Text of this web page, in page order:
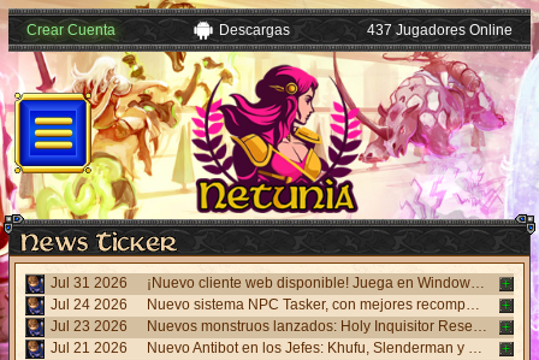
Crear Cuenta Descargas 437 Jugadores Online
Jul 31 2026
¡Nuevo cliente web disponible! Juega en Windows, Android y iPhone sin necesidad de instalar nada. Accede desde el panel "Mi Cuenta".
Jul 24 2026
Nuevo sistema NPC Tasker, con mejores recompensas y tareas de eventos. Visita al NPC Tasker con el Cliente Universal actualizado.
Jul 23 2026
Nuevos monstruos lanzados: Holy Inquisitor Reset 4000 y Gunsmoke Reset 4200. Refinación en la estatua Rigel, caza 6.
Jul 21 2026
Nuevo Antibot en los Jefes: Khufu, Slenderman y Carnage. Responde un desafío visual al hablar con los NPCs guardias para acceder a las salas.